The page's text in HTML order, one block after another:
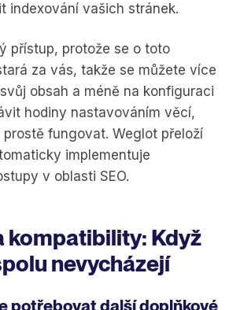
indexování vašich stránek.
přístup, protože se o toto
za vás, takže se můžete více
obsah a méně na konfiguraci
hodiny nastavováním věcí,
prostě fungovat. Weglot přeloží
implementuje
v oblasti SEO.
kompatibility: Když
nevycházejí
potřebovat další doplňkové